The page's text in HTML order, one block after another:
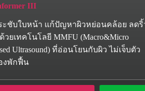
III
ะชับใบหน้า แก้ปัญหาผิวหย่อนคล้อย ลดริ้
วยเทคโนโลยี MMFU (Macro&Micro
Ultrasound) ที่อ่อนโยนกับผิว ไม่เจ็บตัว
งพักฟื้น